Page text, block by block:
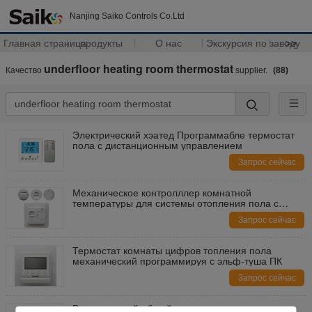
Nanjing Saiko Controls Co.Ltd
Главная страницапродукты О нас Экскурсия по заводу
>>
Качество underfloor heating room thermostat supplier. (88)
Электрический хэатед Программабле термостат
пола с дистанционным управлением
Запрос сейчас
Механическое контролллер комнатной
температуры для системы отопления пола с
Запрос сейчас
Термостат комнаты цифров топления пола
механический программируя с эльф-туша ПК
Запрос сейчас
Регулируемый общий термостат радиатора